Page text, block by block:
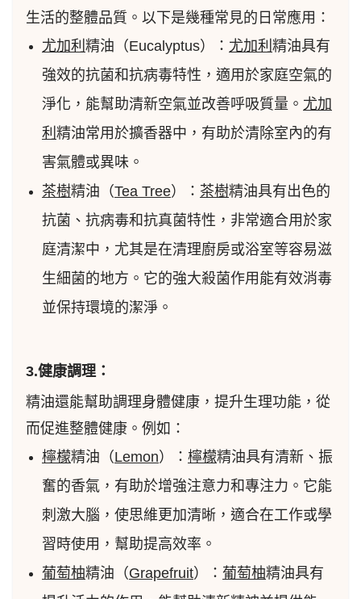
生活的整體品質。以下是幾種常見的日常應用：
尤加利 精油（Eucalyptus）： 尤加利 精油具有
強效的抗菌和抗病毒特性，適用於家庭空氣的
淨化，能幫助清新空氣並改善呼吸質量。 尤加
利 精油常用於擴香器中，有助於清除室內的有
害氣體或異味。
茶樹精油（Tea Tree）： 茶樹精油具有出色的
抗菌、抗病毒和抗真菌特性，非常適合用於家
庭清潔中，尤其是在清理廚房或浴室等容易滋
生細菌的地方。它的強大殺菌作用能有效消毒
並保持環境的潔淨。
3.健康調理：
精油還能幫助調理身體健康，提升生理功能，從
而促進整體健康。例如：
檸檬精油（Lemon）： 檸檬精油具有清新、振
奮的香氣，有助於增強注意力和專注力。它能
刺激大腦，使思維更加清晰，適合在工作或學
習時使用，幫助提高效率。
葡萄柚精油（Grapefruit）： 葡萄柚精油具有